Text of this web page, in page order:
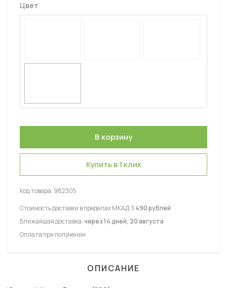
Цвет
Купить в 1 клик
Код товара: 982305
Стоимость доставки в пределах МКАД:1 490 рублей
Ближайшая доставка:через 14 дней, 20 августа
Оплата при получении
ОПИСАНИЕ